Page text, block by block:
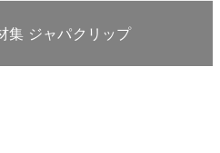
集 ジャパクリップ